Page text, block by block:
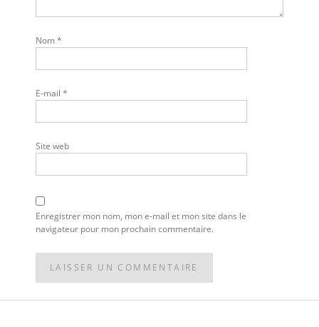
Nom*
E-mail *
Site web
Enregistrer mon nom, mon e-mail et mon site dans le
navigateur pour mon prochain commentaire.